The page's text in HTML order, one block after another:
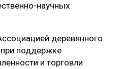
научных
деревянного
поддержке
и торговли